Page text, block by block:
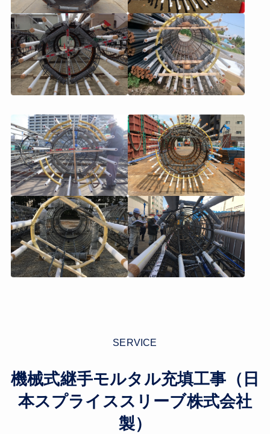
SERVICE
機械式継手モルタル充填工事（日
本スプライススリーブ株式会社
製）